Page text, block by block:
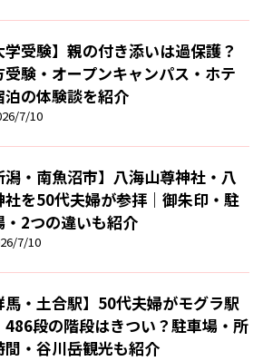
学受験】親の付き添いは過保護？
受験・オープンキャンパス・ホテ
泊の体験談を紹介
7/10
潟・南魚沼市】八海山尊神社・八
社を50代夫婦が参拝｜御朱印・駐
・2つの違いも紹介
7/10
馬・土合駅】50代夫婦がモグラ駅
486段の階段はきつい？駐車場・所
間・谷川岳観光も紹介